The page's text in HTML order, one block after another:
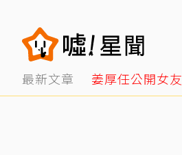
最新文章 姜厚任公開女友